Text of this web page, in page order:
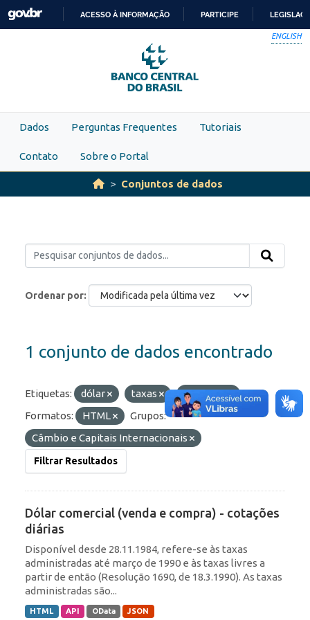
Skip to main content
PARA
O
CONTEÚDO
ACESSO À INFORMAÇÃO PARTICIPE
ENGLISH
Dados Perguntas Frequentes Tutoriais
Contato Sobre o Portal
Conjuntos de dados
Ordenar por
1 conjunto de dados encontrado
Etiquetas: dólar taxas
cotações
Formatos:
HTML
Grupos:
Câmbio e Capitais Internacionais
Filtrar Resultados
Dólar comercial (venda e compra) - cotações
diárias
Disponível desde 28.11.1984, refere-se às taxas
administradas até março de 1990 e às taxas livres a
partir de então (Resolução 1690, de 18.3.1990). As taxas
administradas são...
HTML API OData JSON